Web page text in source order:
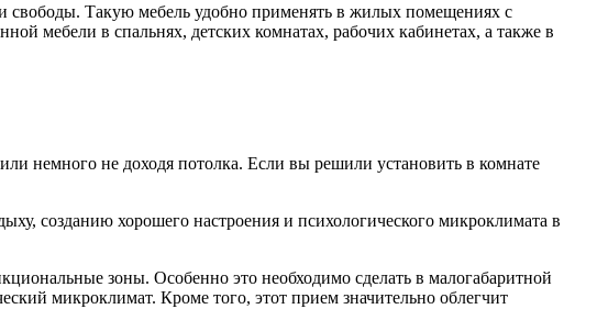
свободы. Такую мебель удобно применять в жилых помещениях с
мебели в спальнях, детских комнатах, рабочих кабинетах, а также в
немного не доходя потолка. Если вы решили установить в комнате
созданию хорошего настроения и психологического микроклимата в
зоны. Особенно это необходимо сделать в малогабаритной
микроклимат. Кроме того, этот прием значительно облегчит